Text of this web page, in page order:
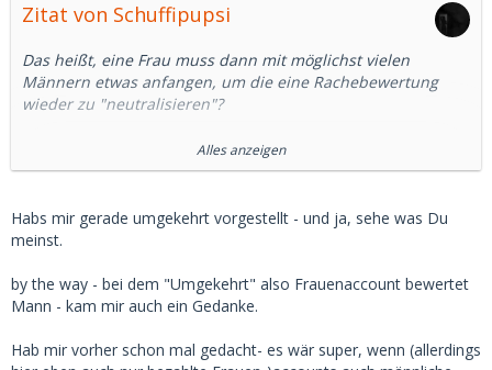
Zitat von Schuffipupsi
Das heißt, eine Frau muss dann mit möglichst vielen
Männern etwas anfangen, um die eine Rachebewertung
wieder zu "neutralisieren"?
Nein, der Vergleich mit eBay hinkt gewaltig!
kontroliiert und so die (negativen) Bewertungen freigeben
kann.
erklären.
Alles andere geht nach hinten los, für die Frauen. Das wird
Alles anzeigen
Habs mir gerade umgekehrt vorgestellt - und ja, sehe was Du
meinst.
by the way - bei dem "Umgekehrt" also Frauenaccount bewertet
Mann - kam mir auch ein Gedanke.
Hab mir vorher schon mal gedacht- es wär super, wenn (allerdings